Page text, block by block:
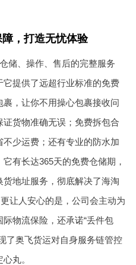
，打造无忧体验
储、操作、售后的完整服务
它提供了远超行业标准的免费
，让你不用操心包裹接收问
货物准确无误；免费拆包合
少运费；还有专业的防水加
有长达365天的免费仓储期，
地址服务，彻底解决了海淘
让人安心的是，公司会主动为
物流保险，还承诺“丢件包
了奥飞货运对自身服务链管控
丸。